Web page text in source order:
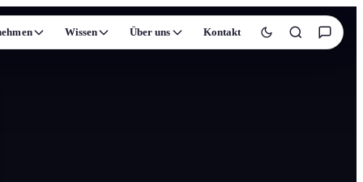
Wissen Über uns Kontakt